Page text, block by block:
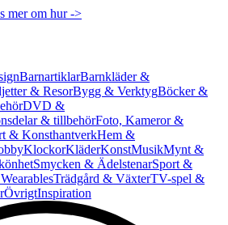
mer om hur ->
BarnartiklarBarnkläder &
& ResorBygg & VerktygBöcker &
DVD &
& tillbehörFoto, Kameror &
& KonsthantverkHem &
KlockorKläderKonstMusikMynt &
Smycken & ÄdelstenarSport &
Trädgård & VäxterTV-spel &
ÖvrigtInspiration